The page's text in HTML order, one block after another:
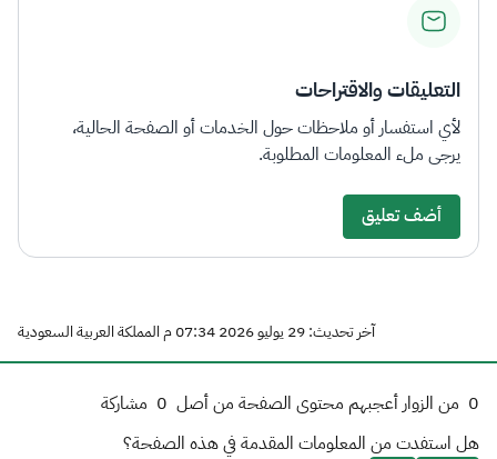
التعليقات والاقتراحات
لأي استفسار أو ملاحظات حول الخدمات أو الصفحة الحالية،
يرجى ملء المعلومات المطلوبة.
أضف تعليق
آخر تحديث: 29 يوليو 2026 07:34 م المملكة العربية السعودية
0 من الزوار أعجبهم محتوى الصفحة من أصل 0 مشاركة
هل استفدت من المعلومات المقدمة في هذه الصفحة؟